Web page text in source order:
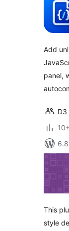
Add
panel,
D3
This
style